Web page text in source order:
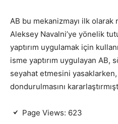
AB bu mekanizmayı ilk olarak
Aleksey Navalni’ye yönelik
yaptırım uygulamak için
isme yaptırım uygulayan AB,
seyahat etmesini yasaklarken,
dondurulmasını
Page Views: 623